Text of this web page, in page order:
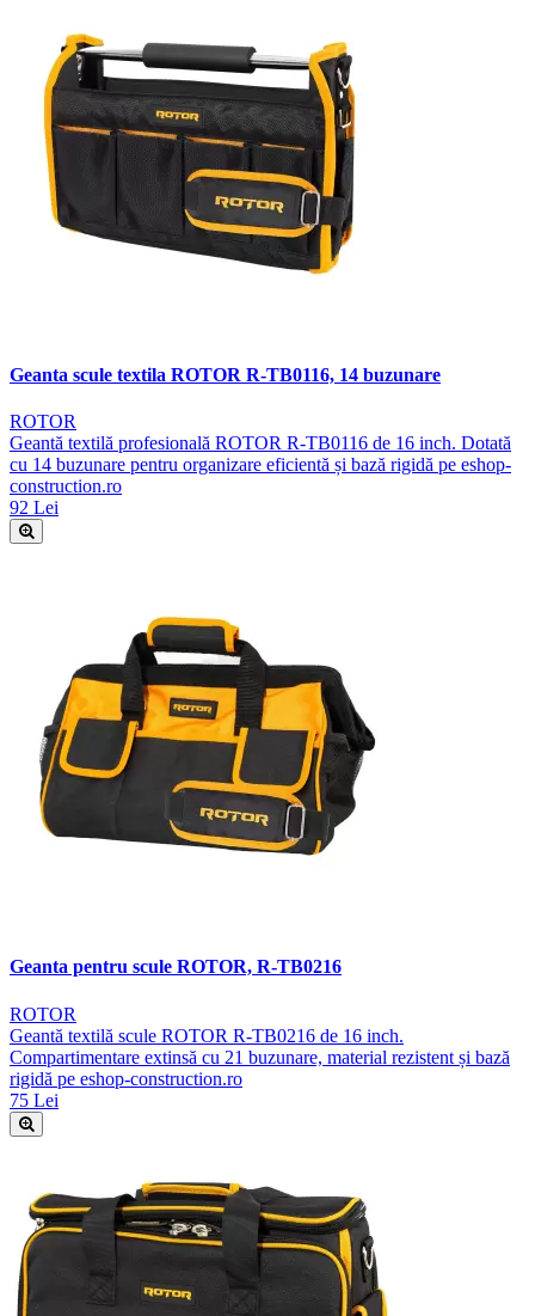
Geanta scule textila ROTOR R-TB0116, 14 buzunare
ROTOR
Geantă textilă profesională ROTOR R-TB0116 de 16 inch. Dotată
cu 14 buzunare pentru organizare eficientă și bază rigidă pe eshop-
construction.ro
92 Lei
Geanta pentru scule ROTOR, R-TB0216
ROTOR
Geantă textilă scule ROTOR R-TB0216 de 16 inch.
Compartimentare extinsă cu 21 buzunare, material rezistent și bază
rigidă pe eshop-construction.ro
75 Lei